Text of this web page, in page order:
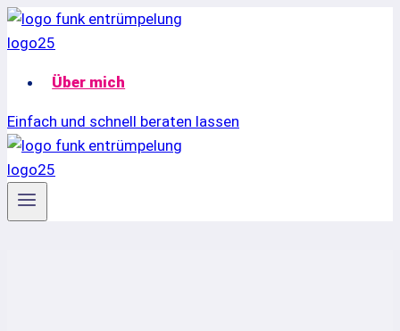
Zum
Inhalt
Über mich
Einfach und schnell beraten lassen